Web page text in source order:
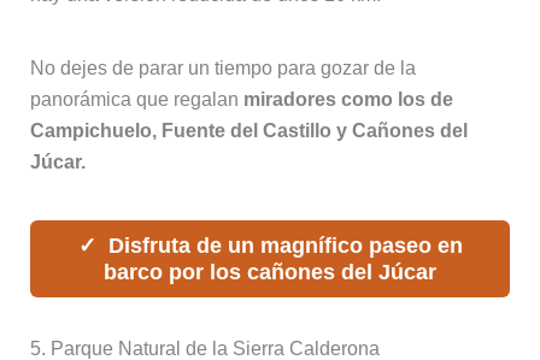
No dejes de parar un tiempo para gozar de la
panorámica que regalan miradores como los de
Campichuelo, Fuente del Castillo y Cañones del
Júcar.
Disfruta de un magnífico paseo en
barco por los cañones del Júcar
5. Parque Natural de la Sierra Calderona